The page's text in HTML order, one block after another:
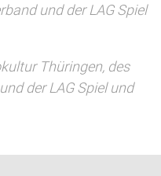
und der LAG Spiel
Thüringen, des
der LAG Spiel und